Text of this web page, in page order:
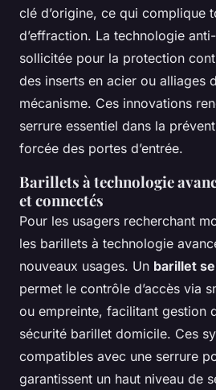
clé d’origine, ce qui complique
d’effraction. La technologie
sollicitée pour la protection
des inserts en acier ou alliages
mécanisme. Ces innovations
serrure essentiel dans la
forcée des portes d’entrée.
Barillets à technologie
et connectés
Pour les usagers recherchant
les barillets à technologie
nouveaux usages. Un barillet
permet le contrôle d’accès via
ou empreinte, facilitant gestion
sécurité barillet domicile. Ces
compatibles avec une serrure
garantissent un haut niveau de